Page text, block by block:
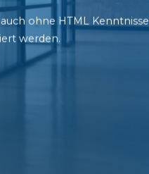
ohne HTML Kenntnisse
werden.